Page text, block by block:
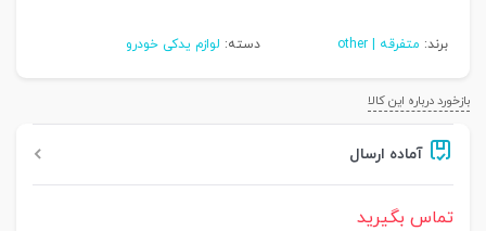
برند: متفرقه | other دسته: لوازم یدکی خودرو
بازخورد درباره این کالا
آماده ارسال
تماس بگیرید